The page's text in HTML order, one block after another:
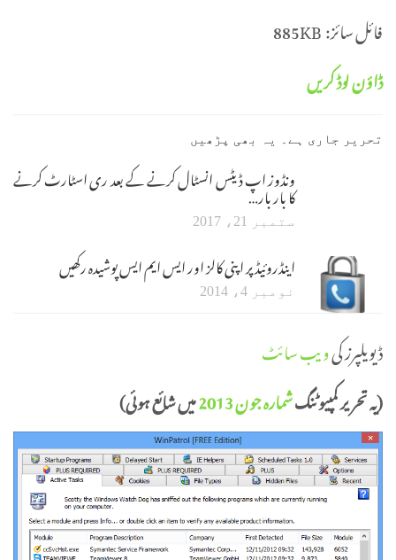
فائل سائز: 885KB
ڈاؤن لوڈ کریں
تحریر جاری ہے۔ یہ بھی پڑھیں
ونڈوز اپ ڈیٹس انسٹال کرنے کے بعد ری اسٹارٹ کرنے
کا بار بار…
ستمبر 21، 2017
اینڈروئیڈ پر اپنی کالز اور ایس ایم ایس پوشیدہ رکھیں
نومبر 4، 2014
ڈیویلپرز کیویب سائٹ
(یہ تحریر کمپیوٹنگشمارہ جون 2013 میں شائع ہوئی)